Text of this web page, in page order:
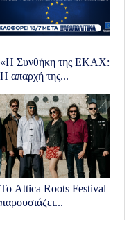
«Η Συνθήκη της ΕΚΑΧ:
Η απαρχή της...
Το Attica Roots Festival
παρουσιάζει...